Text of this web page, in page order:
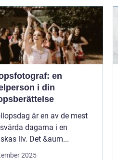
en
i din
är en av de mest
dagarna i en
liv. Det &aum...
2025